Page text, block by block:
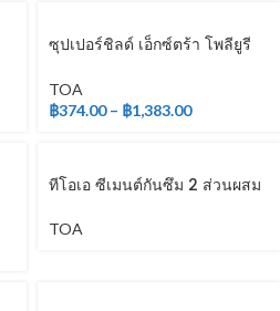
ซุปเปอร์ชิลด์ เอ็กซ์ตร้า โพลียูรี
TOA
฿374.00 – ฿1,383.00
ทีโอเอ ซีเมนต์กันซึม 2 ส่วนผสม
TOA